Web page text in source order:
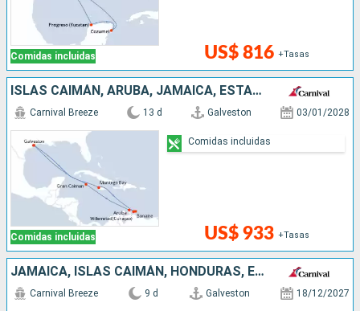
Comidas incluidas US$ 816 +Tasas
ISLAS CAIMÁN, ARUBA, JAMAICA, ESTADOS UNIDOS
Comidas incluidas
Carnival Breeze 13 d Galveston 03/01/2028
US$ 933 +Tasas
Comidas incluidas
JAMAICA, ISLAS CAIMÁN, HONDURAS, ESTADOS UNIDOS
Carnival Breeze 9 d Galveston 18/12/2027